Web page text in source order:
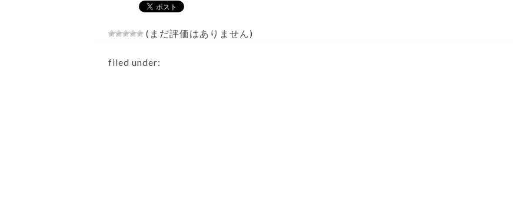
(まだ評価はありません)
filed under: